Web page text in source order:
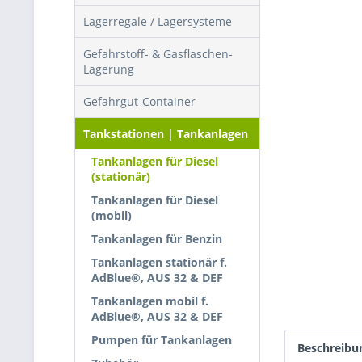
Lagerregale / Lagersysteme
Gefahrstoff- & Gasflaschen-
Lagerung
Gefahrgut-Container
Tankstationen | Tankanlagen
Tankanlagen für Diesel
(stationär)
Tankanlagen für Diesel
(mobil)
Tankanlagen für Benzin
Tankanlagen stationär f.
AdBlue®, AUS 32 & DEF
Tankanlagen mobil f.
AdBlue®, AUS 32 & DEF
Pumpen für Tankanlagen